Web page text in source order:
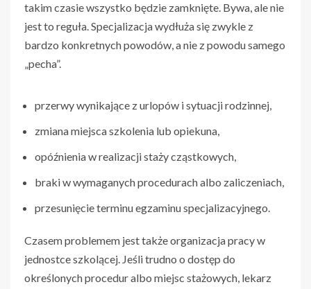
takim czasie wszystko będzie zamknięte. Bywa, ale nie
jest to reguła. Specjalizacja wydłuża się zwykle z
bardzo konkretnych powodów, a nie z powodu samego
„pecha”.
przerwy wynikające z urlopów i sytuacji rodzinnej,
zmiana miejsca szkolenia lub opiekuna,
opóźnienia w realizacji staży cząstkowych,
braki w wymaganych procedurach albo zaliczeniach,
przesunięcie terminu egzaminu specjalizacyjnego.
Czasem problemem jest także organizacja pracy w
jednostce szkolącej. Jeśli trudno o dostęp do
określonych procedur albo miejsc stażowych, lekarz